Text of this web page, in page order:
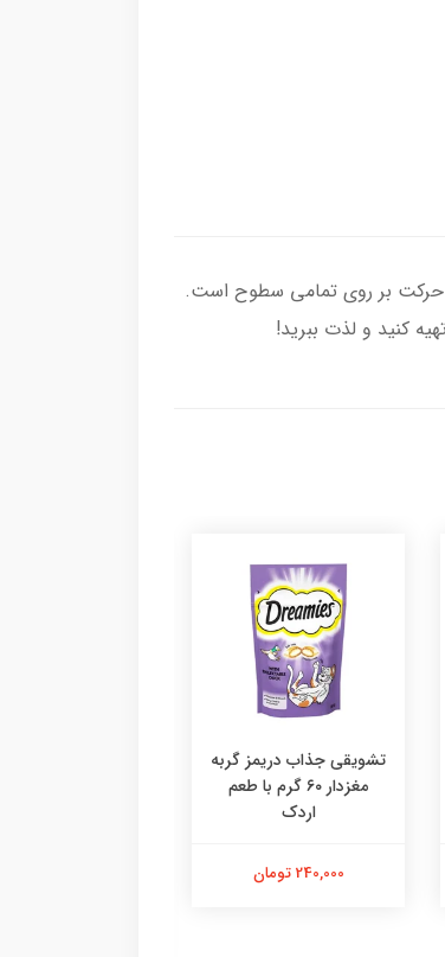
حرکت بر روی تمامی سطوح است.
کنید و لذت ببرید!
تشویقی جذاب دریمز گربه
مغزدار ۶۰ گرم با طعم
اردک
240,000 تومان